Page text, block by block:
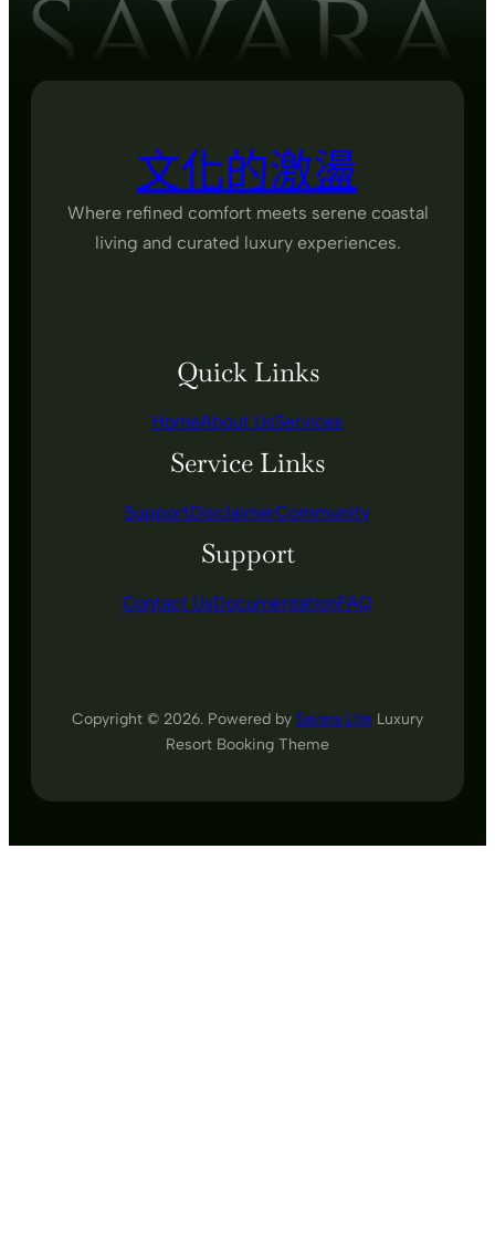
文化的激盪
Where refined comfort meets serene coastal
living and curated luxury experiences.
Quick Links
HomeAbout UsServices
Service Links
SupportDisclaimerCommunity
Support
Contact UsDocumentationFAQ
Copyright © 2026. Powered by Savara Lite Luxury
Resort Booking Theme